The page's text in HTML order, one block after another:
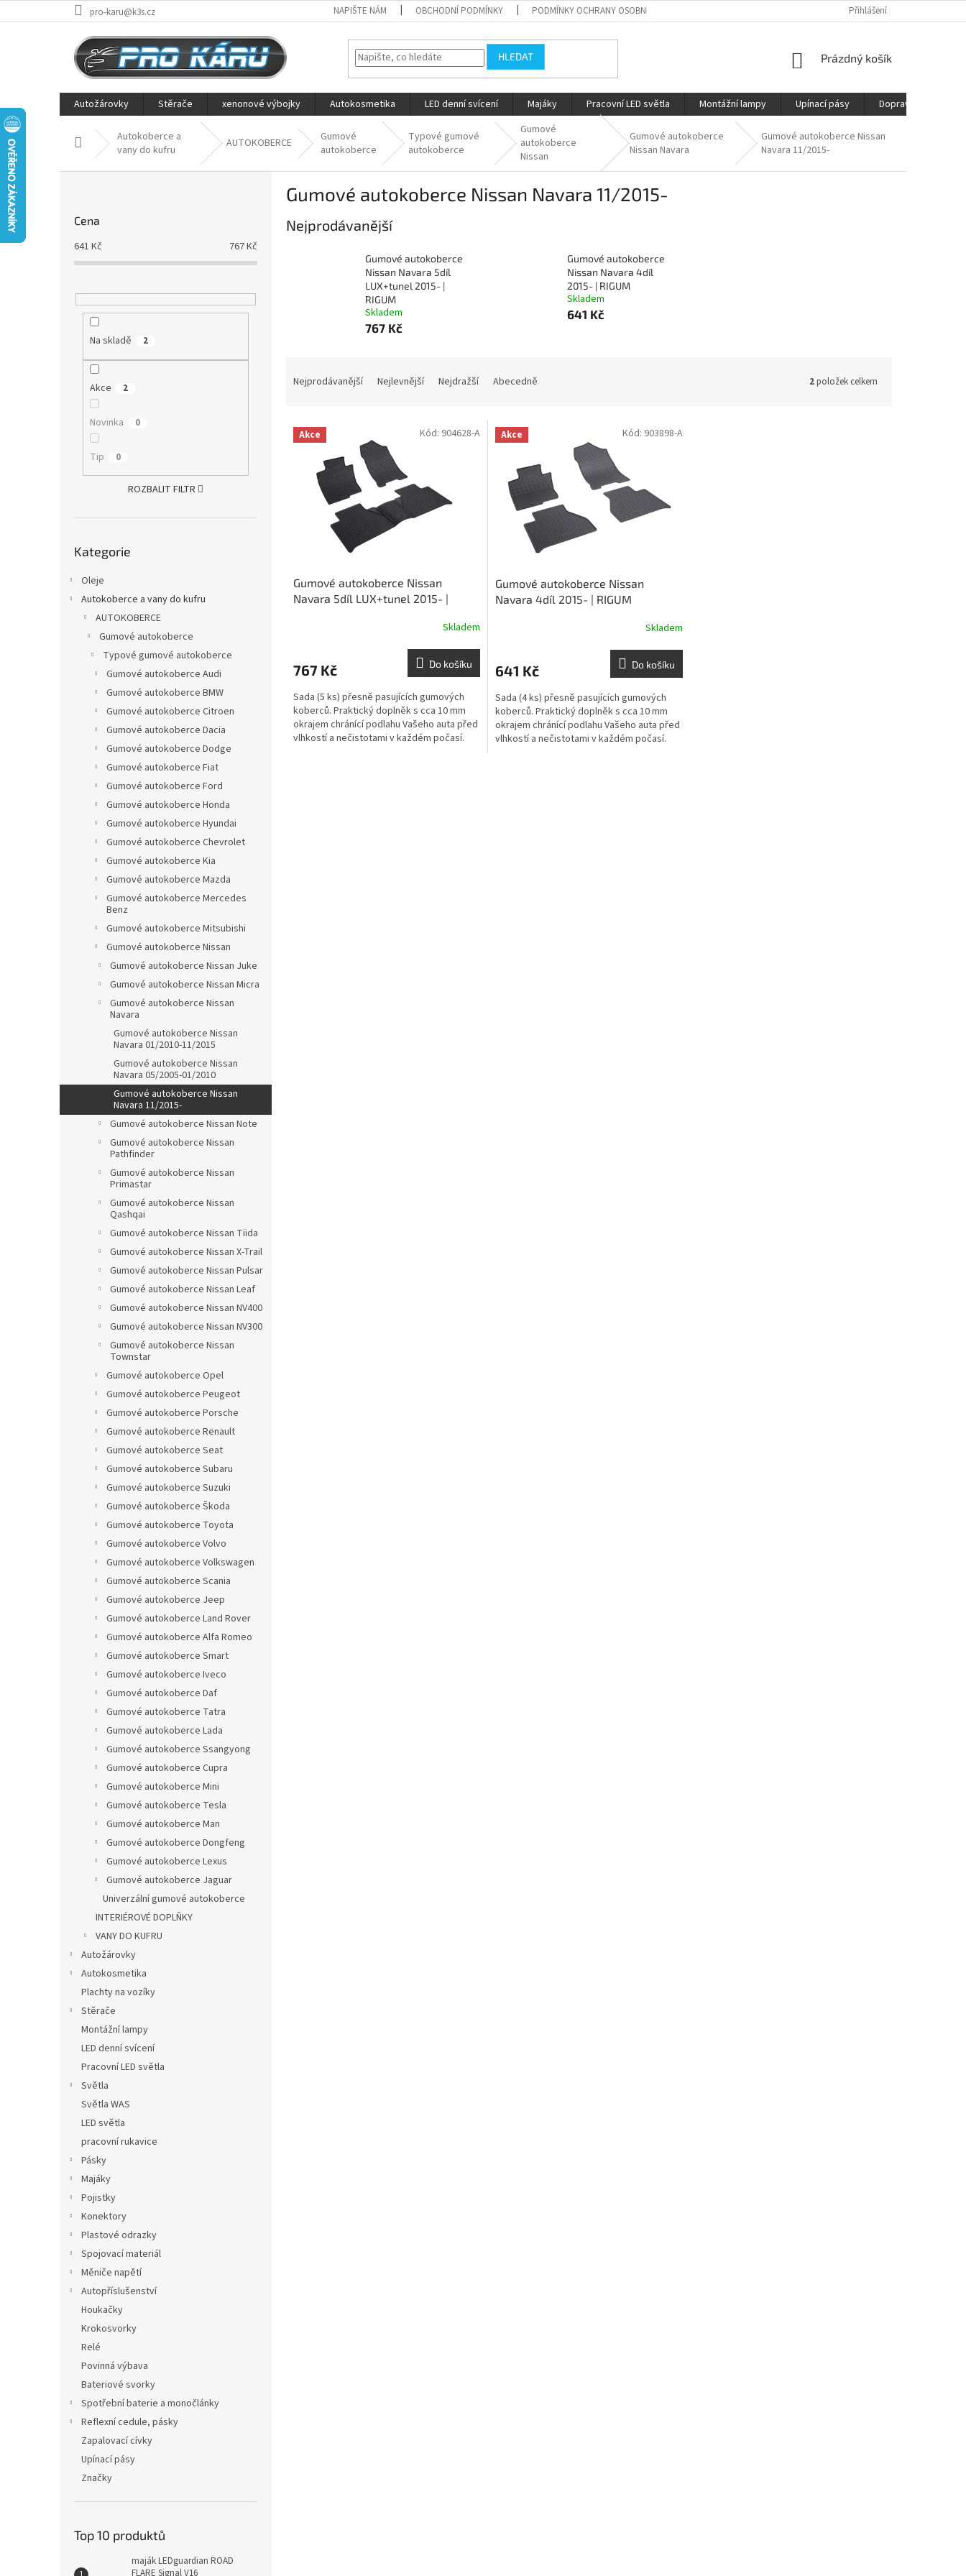
na
pro-karu@k3s.cz NAPIŠTE NÁM OBCHODNÍ PODMÍNKY PODMÍNKY OCHRANY OSOBNÍCH ÚDAJŮ DOPRAVAPřihlášení
HLEDAT
NÁKUPNÍ
Prázdný košík
Autožárovky Stěrače xenonové výbojky Autokosmetika LED denní svícení Majáky Pracovní LED světla Montážní lampy Upínací pásy Doprava
Domů Autokoberce a
vany do kufru
AUTOKOBERCE
Gumové
autokoberce
Typové gumové
autokoberce
Gumové
autokoberce
Nissan
Gumové autokoberce
Nissan Navara
Gumové autokoberce Nissan
Navara 11/2015-
Cena
641 Kč 767Kč
Na skladě 2
Akce 2
Novinka 0
Tip 0
ROZBALIT FILTR
kategorie
Kategorie
Oleje
Autokoberce a vany do kufru
AUTOKOBERCE
Gumové autokoberce
Typové gumové autokoberce
Gumové autokoberce Audi
Gumové autokoberce BMW
Gumové autokoberce Citroen
Gumové autokoberce Dacia
Gumové autokoberce Dodge
Gumové autokoberce Fiat
Gumové autokoberce Ford
Gumové autokoberce Honda
Gumové autokoberce Hyundai
Gumové autokoberce Chevrolet
Gumové autokoberce Kia
Gumové autokoberce Mazda
Gumové autokoberce Mercedes
Benz
Gumové autokoberce Mitsubishi
Gumové autokoberce Nissan
Gumové autokoberce Nissan Juke
Gumové autokoberce Nissan Micra
Gumové autokoberce Nissan
Navara
Gumové autokoberce Nissan
Navara 01/2010-11/2015
Gumové autokoberce Nissan
Navara 05/2005-01/2010
Gumové autokoberce Nissan
Navara 11/2015-
Gumové autokoberce Nissan Note
Gumové autokoberce Nissan
Pathfinder
Gumové autokoberce Nissan
Primastar
Gumové autokoberce Nissan
Qashqai
Gumové autokoberce Nissan Tiida
Gumové autokoberce Nissan X-Trail
Gumové autokoberce Nissan Pulsar
Gumové autokoberce Nissan Leaf
Gumové autokoberce Nissan NV400
Gumové autokoberce Nissan NV300
Gumové autokoberce Nissan
Townstar
Gumové autokoberce Opel
Gumové autokoberce Peugeot
Gumové autokoberce Porsche
Gumové autokoberce Renault
Gumové autokoberce Seat
Gumové autokoberce Subaru
Gumové autokoberce Suzuki
Gumové autokoberce Škoda
Gumové autokoberce Toyota
Gumové autokoberce Volvo
Gumové autokoberce Volkswagen
Gumové autokoberce Scania
Gumové autokoberce Jeep
Gumové autokoberce Land Rover
Gumové autokoberce Alfa Romeo
Gumové autokoberce Smart
Gumové autokoberce Iveco
Gumové autokoberce Daf
Gumové autokoberce Tatra
Gumové autokoberce Lada
Gumové autokoberce Ssangyong
Gumové autokoberce Cupra
Gumové autokoberce Mini
Gumové autokoberce Tesla
Gumové autokoberce Man
Gumové autokoberce Dongfeng
Gumové autokoberce Lexus
Gumové autokoberce Jaguar
Univerzální gumové autokoberce
INTERIÉROVÉ DOPLŇKY
VANY DO KUFRU
Autožárovky
Autokosmetika
Plachty na vozíky
Stěrače
Montážní lampy
LED denní svícení
Pracovní LED světla
Světla
Světla WAS
LED světla
pracovní rukavice
Pásky
Majáky
Pojistky
Konektory
Plastové odrazky
Spojovací materiál
Měniče napětí
Autopříslušenství
Houkačky
Krokosvorky
Relé
Povinná výbava
Bateriové svorky
Spotřební baterie a monočlánky
Reflexní cedule, pásky
Zapalovací cívky
Upínací pásy
Značky
Top 10 produktů
maják LEDguardian ROAD
FLARE Signal V16
Gumové autokoberce Nissan Navara 11/2015-
Nejprodávanější
Gumové autokoberce
Nissan Navara 5díl
LUX+tunel 2015- |
RIGUM
Skladem
767 Kč
Gumové autokoberce
Nissan Navara 4díl
2015- | RIGUM
Skladem
641 Kč
n
Nejprodávanější Nejlevnější Nejdražší Abecedně 2položek celkem
V Akce
Gumové autokoberce Nissan
Navara 5díl LUX+tunel 2015- |
Skladem
767 Kč Do košíku
Sada (5 ks) přesně pasujících gumových
koberců. Praktický doplněk s cca 10 mm
okrajem chránící podlahu Vašeho auta před
vlhkostí a nečistotami v každém počasí.
Kód: 904628-A Akce
Gumové autokoberce Nissan
Navara 4díl 2015- | RIGUM
Skladem
641 Kč Do košíku
Sada (4 ks) přesně pasujících gumových
koberců. Praktický doplněk s cca 10 mm
okrajem chránící podlahu Vašeho auta před
vlhkostí a nečistotami v každém počasí.
Kód: 903898-A